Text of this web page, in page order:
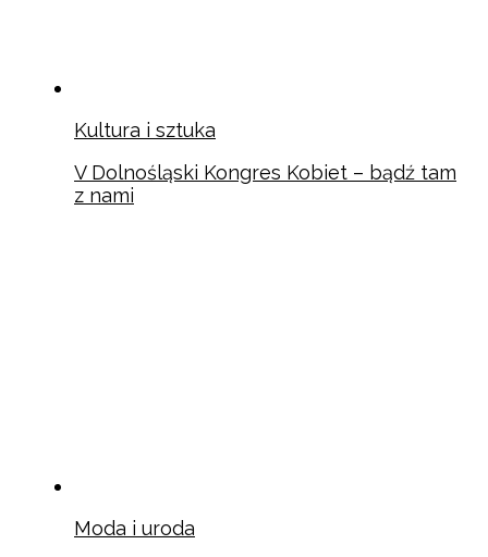
Kultura i sztuka
V Dolnośląski Kongres Kobiet – bądź tam
z nami
Moda i uroda